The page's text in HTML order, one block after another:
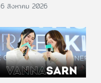
6 สิงหาคม 2026